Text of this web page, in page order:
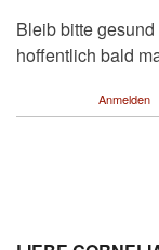
Bleib bitte
hoffentlich bald
Anmelden